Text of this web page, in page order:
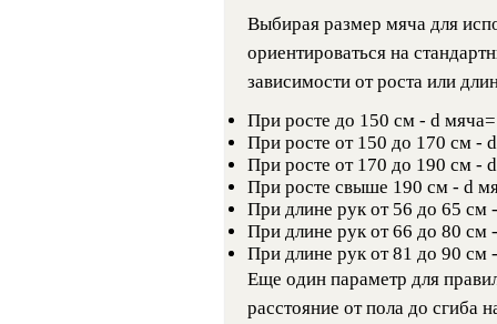
Выбирая размер мяча для
ориентироваться на
зависимости от роста или
При росте до 150 см - d
При росте от 150 до 170 см -
При росте от 170 до 190 см -
При росте свыше 190 см - d
При длине рук от 56 до 65 см
При длине рук от 66 до 80 см
При длине рук от 81 до 90 см
Еще один параметр для
расстояние от пола до сгиба